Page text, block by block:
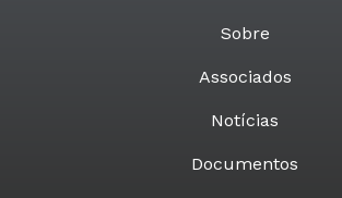
Sobre
Associados
Notícias
Documentos